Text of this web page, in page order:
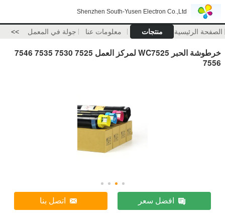
Shenzhen South-Yusen Electron Co.,Ltd
الصفحة الرئيسية منتجات معلومات عنا جولة في المعمل >>
خرطوشة الحبر WC7525 لمركز العمل 7525 7530 7535 7546
7556
افضل سعر اتصل بنا